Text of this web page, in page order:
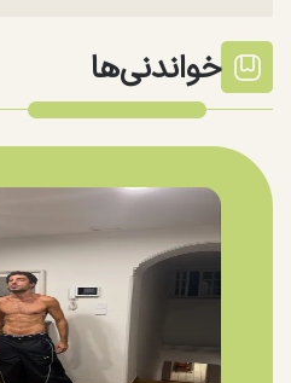
خواندنی‌ها